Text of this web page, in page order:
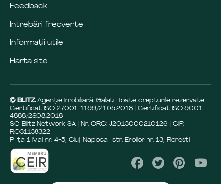
Feedback
Întrebări frecvente
Informații utile
Harta site
© BLITZ. Agenție Imobiliară Galati. Toate drepturile rezervate.
Certificat ISO 27001: 1199/21.05.2018 | Certificat ISO 9001:
4888/29.08.2018
SC Blitz Network SA | Nr. ORC: J2013000210126 | CIF:
RO31138322
P-ța 1 Mai nr. 4-5, Cluj-Napoca | str. Eroilor nr. 13, Florești